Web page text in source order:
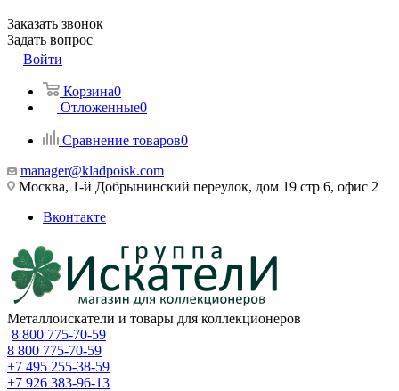
Заказать звонок
Задать вопрос
Войти
Корзина0
Отложенные0
Сравнение товаров0
manager@kladpoisk.com
Москва, 1-й Добрынинский переулок, дом 19 стр 6, офис 2
Вконтакте
Металлоискатели и товары для коллекционеров
8 800 775-70-59
8 800 775-70-59
+7 495 255-38-59
+7 926 383-96-13